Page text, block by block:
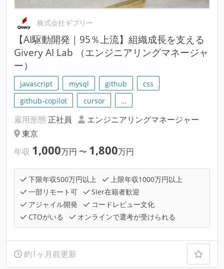
株式会社ギブリー
【AI駆動開発｜95％上流】組織成長を支える
Givery AI Lab （エンジニアリングマネージャ
ー）
javascript mysql github
css
github-copilot
cursor …
雇用形態 正社員
エンジニアリングマネージャー
東京
年収 1,000万円 〜 1,800万円
下限年収500万円以上
上限年収1000万円以上
一部リモート可
SIer在籍者歓迎
アジャイル開発
コードレビュー文化
CTOがいる
オンラインで選考が受けられる
約1ヶ月前更新